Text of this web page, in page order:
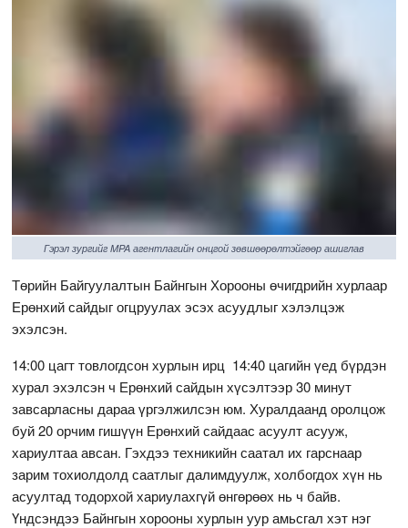
Гэрэл зургийг MPA агентлагийн онцгой зөвшөөрөлтэйгөөр ашиглав
Төрийн Байгуулалтын Байнгын Хорооны өчигдрийн хурлаар
Ерөнхий сайдыг огцруулах эсэх асуудлыг хэлэлцэж
эхэлсэн.
14:00 цагт товлогдсон хурлын ирц 14:40 цагийн үед бүрдэн
хурал эхэлсэн ч Ерөнхий сайдын хүсэлтээр 30 минут
завсарласны дараа үргэлжилсэн юм. Хуралдаанд оролцож
буй 20 орчим гишүүн Ерөнхий сайдаас асуулт асууж,
хариултаа авсан. Гэхдээ техникийн саатал их гарснаар
зарим тохиолдолд саатлыг далимдуулж, холбогдох хүн нь
асуултад тодорхой хариулахгүй өнгөрөөх нь ч байв.
Үндсэндээ Байнгын хорооны хурлын уур амьсгал хэт нэг